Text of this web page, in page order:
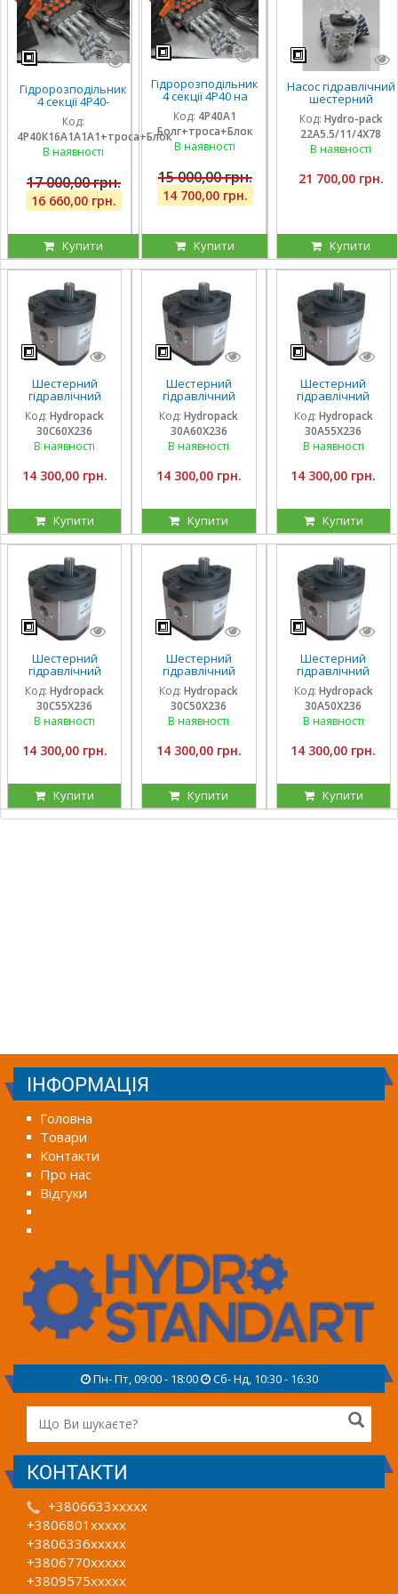
Гідророзподільник
4 секції 4Р40-
К16А1А1А1 з однією
плаваючою
секцією, троса та
блок важелів
Код:
4Р40К16А1А1А1+троса+Блок
В наявності
17 000,00 грн.
16 660,00 грн.
Купити
Гідророзподільник
4 секції 4Р40 на
навантажувач
(без плаваючих
секцій), троса та
блок важелів,
Код: 4Р40А1
Болг+троса+Блок
В наявності
15 000,00 грн.
14 700,00 грн.
Купити
Насос гідравлічний
шестерний
тандемний Hydro-
pack
22A5.5/11/4X780DSS
для CLAAS
Код: Hydro-pack
22A5.5/11/4X78
В наявності
21 700,00 грн.
Купити
Шестерний
гідравлічний
насос Hydropack
30C60X236 (60
см3) правого
обертання
Код: Hydropack
30C60X236
В наявності
14 300,00 грн.
Купити
Шестерний
гідравлічний
насос Hydropack
30A60X236 (60
см3) лівого
обертання
Код: Hydropack
30A60X236
В наявності
14 300,00 грн.
Купити
Шестерний
гідравлічний
насос Hydropack
30A55X236 (55
см3) лівого
обертання
Код: Hydropack
30A55X236
В наявності
14 300,00 грн.
Купити
Шестерний
гідравлічний
насос Hydropack
30C55X236 (55
см3) правого
обертання
Код: Hydropack
30C55X236
В наявності
14 300,00 грн.
Купити
Шестерний
гідравлічний
насос Hydropack
30C50X236 (50
см3) правого
обертання
Код: Hydropack
30C50X236
В наявності
14 300,00 грн.
Купити
Шестерний
гідравлічний
насос Hydropack
30A50X236 (50
см3) лівого
обертання
Код: Hydropack
30A50X236
В наявності
14 300,00 грн.
Купити
ІНФОРМАЦІЯ
Головна
Товари
Контакти
Про нас
Відгуки
Пн- Пт, 09:00 - 18:00 Сб- Нд, 10:30 - 16:30
КОНТАКТИ
+3806633xxxxx
+3806801xxxxx
+3806336xxxxx
+3806770xxxxx
+3809575xxxxx